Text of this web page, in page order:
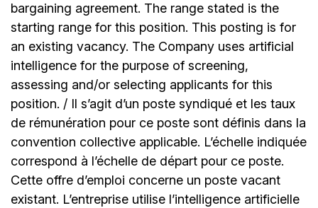
bargaining agreement. The range stated is the
starting range for this position. This posting is for
an existing vacancy. The Company uses artificial
intelligence for the purpose of screening,
assessing and/or selecting applicants for this
position. / Il s’agit d’un poste syndiqué et les taux
de rémunération pour ce poste sont définis dans la
convention collective applicable. L’échelle indiquée
correspond à l’échelle de départ pour ce poste.
Cette offre d’emploi concerne un poste vacant
existant. L’entreprise utilise l’intelligence artificielle